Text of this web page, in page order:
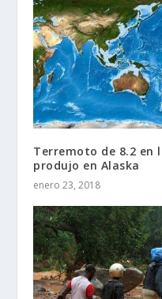
Terremoto de 8.2 en
produjo en Alaska
enero 23, 2018